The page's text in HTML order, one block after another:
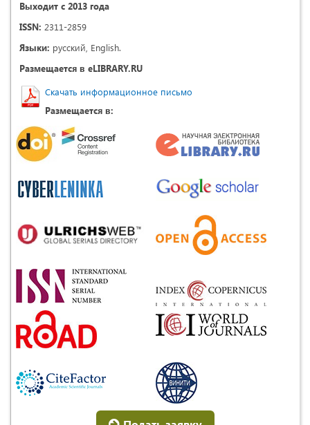
Выходит с 2013 года
ISSN: 2311-2859
Языки: русский, English.
Размещается в eLIBRARY.RU
Скачать информационное письмо
Размещается в: